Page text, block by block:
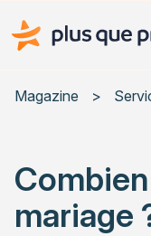
Plus que pro Mag'
Services
Actualités
Magazine >
mariage